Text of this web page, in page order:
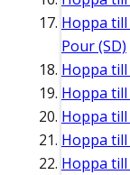
Hoppa till
Pour (SD)
Hoppa till
Hoppa till
Hoppa till
Hoppa till
Hoppa till